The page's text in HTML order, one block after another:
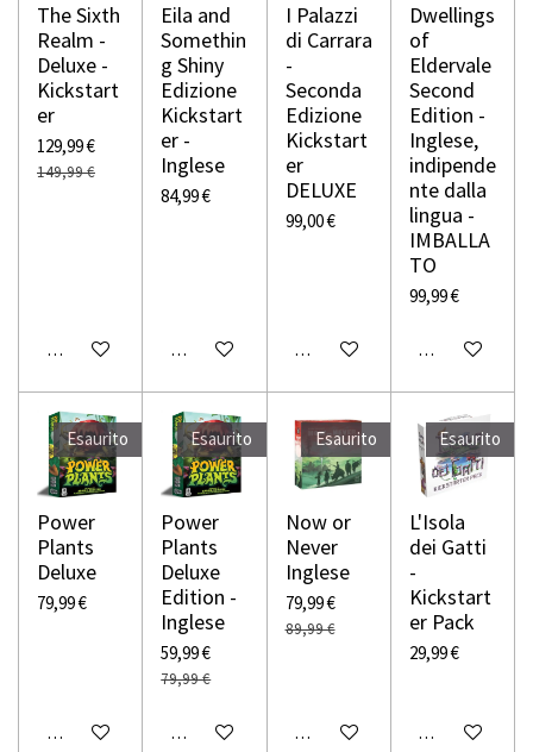
The Sixth
Realm -
Deluxe -
Kickstart
er
129,99 €
149,99 €
Avvisami quando disponibile
Eila and
Somethin
g Shiny
Edizione
Kickstart
er -
Inglese
84,99 €
Avvisami quando disponibile
I Palazzi
di Carrara
-
Seconda
Edizione
Kickstart
er
DELUXE
99,00 €
Avvisami quando disponibile
Dwellings
of
Eldervale
Second
Edition -
Inglese,
indipende
nte dalla
lingua -
IMBALLA
TO
99,99 €
Avvisami
Esaurito
Power
Plants
Deluxe
79,99 €
Avvisami quando disponibile
Esaurito
Power
Plants
Deluxe
Edition -
Inglese
59,99 €
79,99 €
Avvisami quando disponibile
Esaurito
Now or
Never
Inglese
79,99 €
89,99 €
Avvisami quando disponibile
Esaurito
L'Isola
dei Gatti
-
Kickstart
er Pack
29,99 €
Avvisami